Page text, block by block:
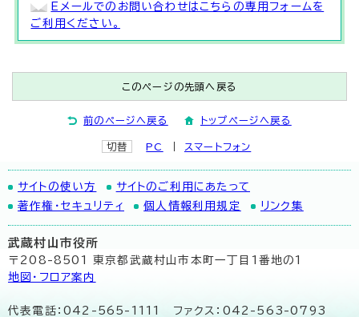
Eメールでのお問い合わせはこちらの専用フォームを
ご利用ください。
このページの先頭へ戻る
前のページへ戻る トップページへ戻る
切替 PC スマートフォン
サイトの使い方
サイトのご利用にあたって
著作権・セキュリティ
個人情報利用規定 リンク集
武蔵村山市役所
〒208-8501 東京都武蔵村山市本町一丁目1番地の1
地図･フロア案内
代表電話：042-565-1111 ファクス：042-563-0793